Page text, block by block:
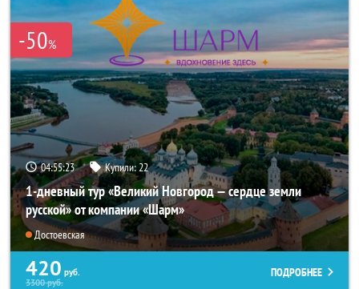
-50%
04:55:22 Купили: 22
1-дневный тур «Великий Новгород — сердце земли
русской» от компании «Шарм»
Достоевская
420 руб.
3300руб.
ПОДРОБНЕЕ